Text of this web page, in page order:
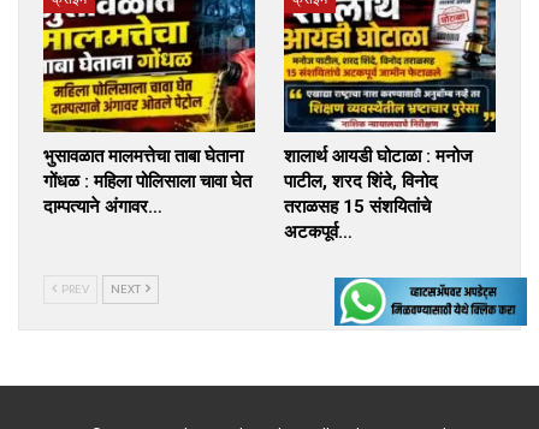
भुसावळात मालमत्तेचा ताबा घेताना
गोंधळ : महिला पोलिसाला चावा घेत
दाम्पत्याने अंगावर…
शालार्थ आयडी घोटाळा : मनोज
पाटील, शरद शिंदे, विनोद
तराळसह 15 संशयितांचे
अटकपूर्व…
PREV NEXT